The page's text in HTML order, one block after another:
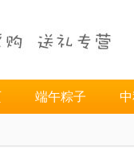
端午粽子